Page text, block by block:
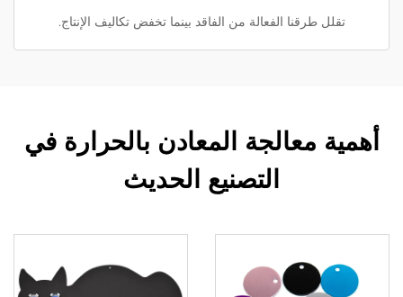
تقلل طرقنا الفعالة من الفاقد بينما تخفض تكاليف الإنتاج.
أهمية معالجة المعادن بالحرارة في
التصنيع الحديث